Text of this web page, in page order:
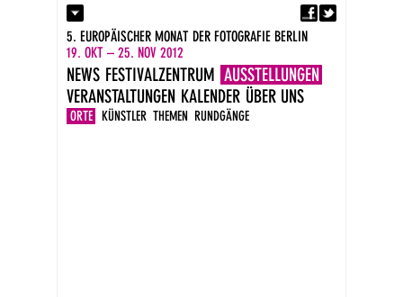
Kontakt
Presse
Impressum
DE
EN
5. EUROPÄISCHER MONAT DER FOTOGRAFIE BERLIN
19. OKT – 25. NOV 2012
NEWS FESTIVALZENTRUM AUSSTELLUNGEN
ORTE KÜNSTLER THEMEN RUNDGÄNGE
VERANSTALTUNGEN KALENDER ÜBER UNS